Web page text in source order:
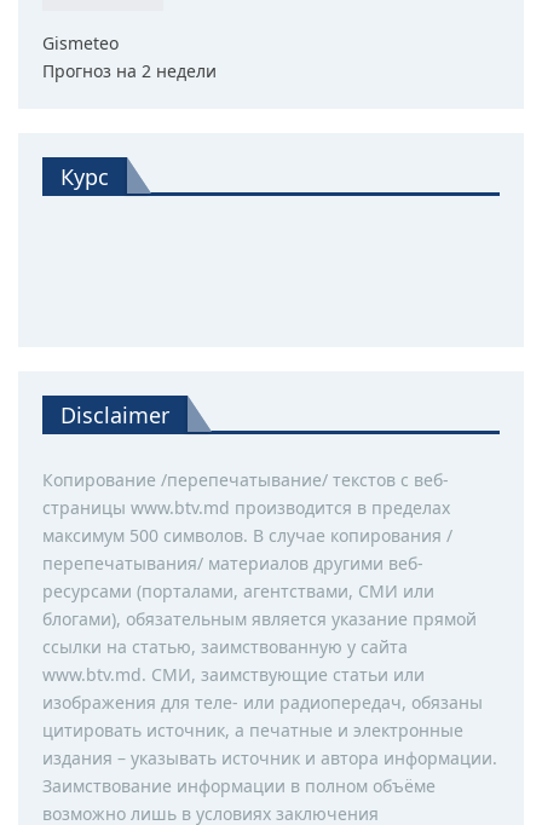
Gismeteo
Прогноз на 2 недели
Курс
Disclaimer
Копирование /перепечатывание/ текстов с веб-
страницы www.btv.md производится в пределах
максимум 500 символов. В случае копирования /
перепечатывания/ материалов другими веб-
ресурсами (порталами, агентствами, СМИ или
блогами), обязательным является указание прямой
ссылки на статью, заимствованную у сайта
www.btv.md. СМИ, заимствующие статьи или
изображения для теле- или радиопередач, обязаны
цитировать источник, а печатные и электронные
издания – указывать источник и автора информации.
Заимствование информации в полном объёме
возможно лишь в условиях заключения